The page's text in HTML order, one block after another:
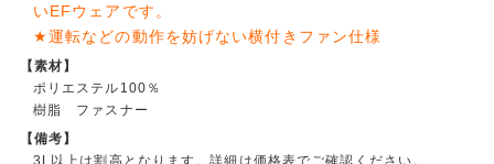
いEFウェアです。
★運転などの動作を妨げない横付きファン仕様
【素材】
ポリエステル100％
樹脂 ファスナー
【備考】